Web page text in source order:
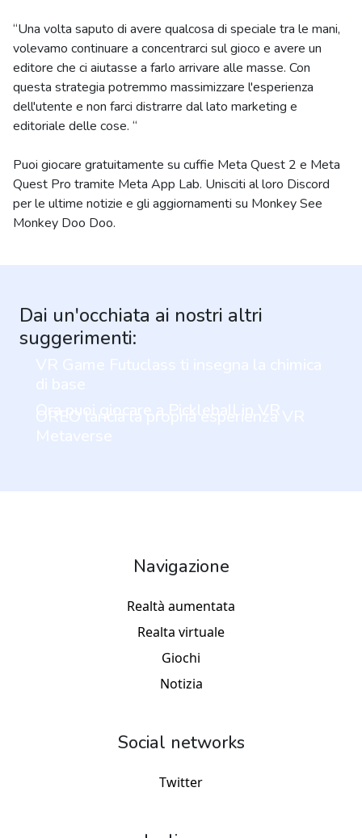
“Una volta saputo di avere qualcosa di speciale tra le mani,
volevamo continuare a concentrarci sul gioco e avere un
editore che ci aiutasse a farlo arrivare alle masse. Con
questa strategia potremmo massimizzare l'esperienza
dell'utente e non farci distrarre dal lato marketing e
editoriale delle cose. “
Puoi giocare gratuitamente su cuffie Meta Quest 2 e Meta
Quest Pro tramite Meta App Lab. Unisciti al loro Discord
per le ultime notizie e gli aggiornamenti su Monkey See
Monkey Doo Doo.
Dai un'occhiata ai nostri altri
suggerimenti:
Navigazione
Realtà aumentata
Realta virtuale
Giochi
Notizia
Social networks
Twitter